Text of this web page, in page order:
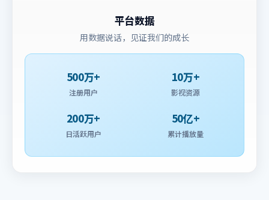
平台数据
用数据说话，见证我们的成长
500万+
注册用户
10万+
影视资源
200万+
日活跃用户
50亿+
累计播放量